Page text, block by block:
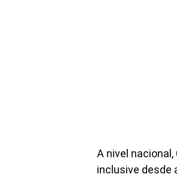
A nivel
inclusive desde